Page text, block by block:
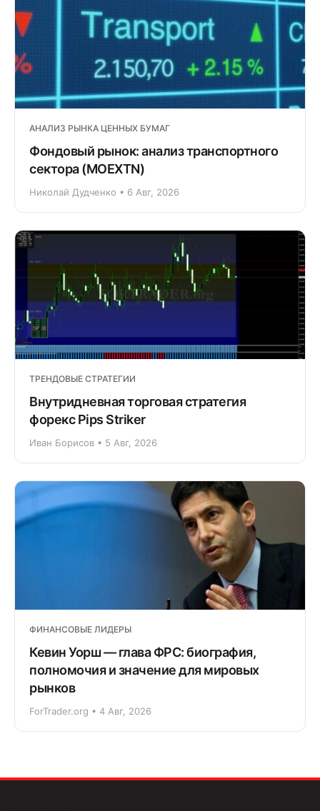
АНАЛИЗ РЫНКА ЦЕННЫХ БУМАГ
Фондовый рынок: анализ транспортного
сектора (MOEXTN)
Николай Дудченко • 6 Авг, 2026
ТРЕНДОВЫЕ СТРАТЕГИИ
Внутридневная торговая стратегия
форекс Pips Striker
Иван Борисов • 5 Авг, 2026
ФИНАНСОВЫЕ ЛИДЕРЫ
Кевин Уорш — глава ФРС: биография,
полномочия и значение для мировых
рынков
ForTrader.org • 4 Авг, 2026